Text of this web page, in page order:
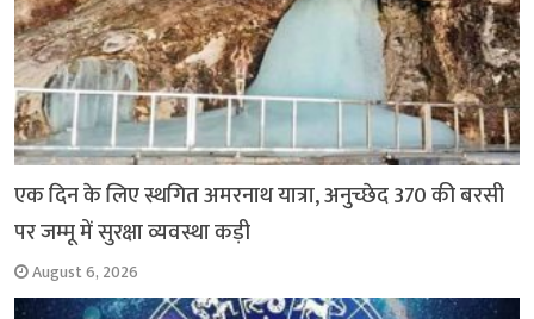
एक दिन के लिए स्थगित अमरनाथ यात्रा, अनुच्छेद 370 की बरसी
पर जम्मू में सुरक्षा व्यवस्था कड़ी
August 6, 2026